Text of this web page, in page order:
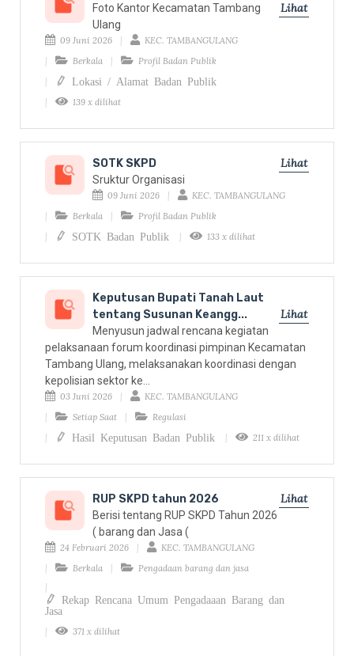
Lihat
Foto Kantor Kecamatan Tambang
Ulang
09 Juni 2026
KEC. TAMBANGULANG
Berkala
Profil Badan Publik
Lokasi / Alamat Badan Publik
139 x dilihat
SOTK SKPD Lihat
Sruktur Organisasi
09 Juni 2026
KEC. TAMBANGULANG
Berkala
Profil Badan Publik
SOTK Badan Publik
133 x dilihat
Keputusan Bupati Tanah Laut
tentang Susunan Keangg...
Lihat
Menyusun jadwal rencana kegiatan
pelaksanaan forum koordinasi pimpinan Kecamatan
Tambang Ulang, melaksanakan koordinasi dengan
kepolisian sektor ke...
03 Juni 2026
KEC. TAMBANGULANG
Setiap Saat
Regulasi
Hasil Keputusan Badan Publik
211 x dilihat
RUP SKPD tahun 2026 Lihat
Berisi tentang RUP SKPD Tahun 2026
( barang dan Jasa (
24 Februari 2026
KEC. TAMBANGULANG
Berkala
Pengadaan barang dan jasa
Rekap Rencana Umum Pengadaaan Barang dan
Jasa
371 x dilihat